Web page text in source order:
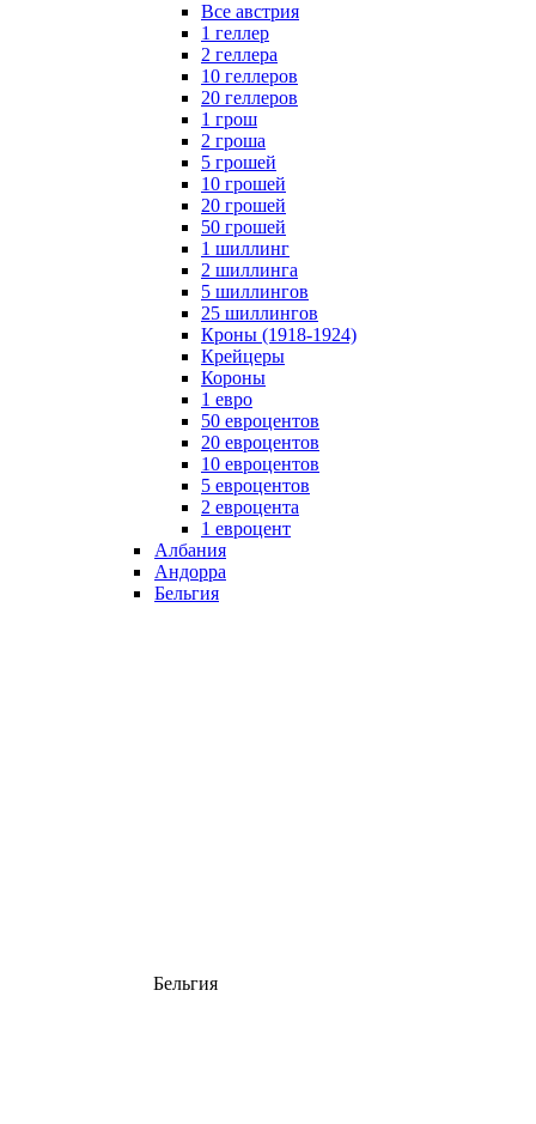
Все австрия
1 геллер
2 геллера
10 геллеров
20 геллеров
1 грош
2 гроша
5 грошей
10 грошей
20 грошей
50 грошей
1 шиллинг
2 шиллинга
5 шиллингов
25 шиллингов
Кроны (1918-1924)
Крейцеры
Короны
1 евро
50 евроцентов
20 евроцентов
10 евроцентов
5 евроцентов
2 евроцента
1 евроцент
Албания
Андорра
Бельгия
Бельгия